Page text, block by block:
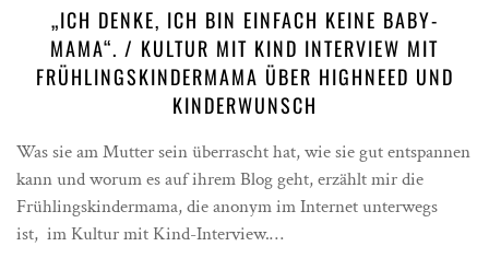
„ICH DENKE, ICH BIN EINFACH KEINE BABY-
MAMA“. / KULTUR MIT KIND INTERVIEW MIT
FRÜHLINGSKINDERMAMA ÜBER HIGHNEED UND
KINDERWUNSCH
Was sie am Mutter sein überrascht hat, wie sie gut entspannen
kann und worum es auf ihrem Blog geht, erzählt mir die
Frühlingskindermama, die anonym im Internet unterwegs
ist, im Kultur mit Kind-Interview.…